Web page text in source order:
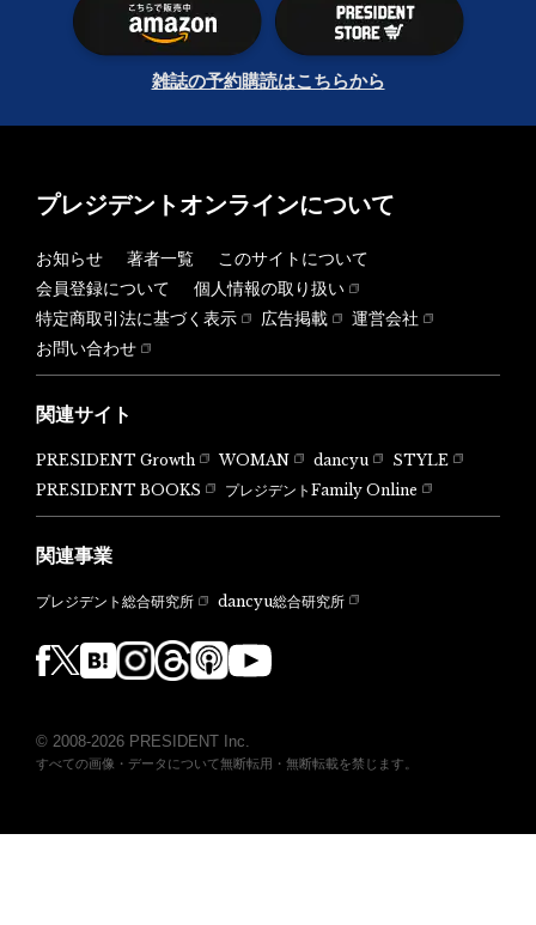
雑誌の予約購読はこちらから
プレジデントオンラインについて
お知らせ 著者一覧
このサイトについて
会員登録について
個人情報の取り扱い
特定商取引法に基づく表示
広告掲載
運営会社
お問い合わせ
関連サイト
PRESIDENT Growth WOMAN dancyu
STYLE
PRESIDENT BOOKS
プレジデントFamily Online
関連事業
プレジデント総合研究所 dancyu総合研究所
© 2008-2026 PRESIDENT Inc.
すべての画像・データについて無断転用・無断転載を禁じます。